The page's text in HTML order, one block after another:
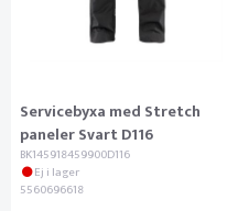
Servicebyxa med Stretch
paneler Svart D116
BK145918459900D116
Ej i lager
5560696618